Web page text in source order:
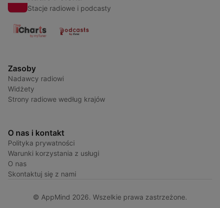
Stacje radiowe i podcasty
Zasoby
Nadawcy radiowi
Widżety
Strony radiowe według krajów
O nas i kontakt
Polityka prywatności
Warunki korzystania z usługi
O nas
Skontaktuj się z nami
© AppMind 2026. Wszelkie prawa zastrzeżone.